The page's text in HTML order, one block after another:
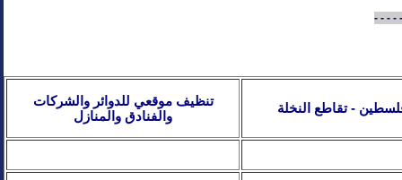
- - - -
تنظيف موقعي للدوائر والشركات
والفنادق والمنازل
- تقاطع النخلة